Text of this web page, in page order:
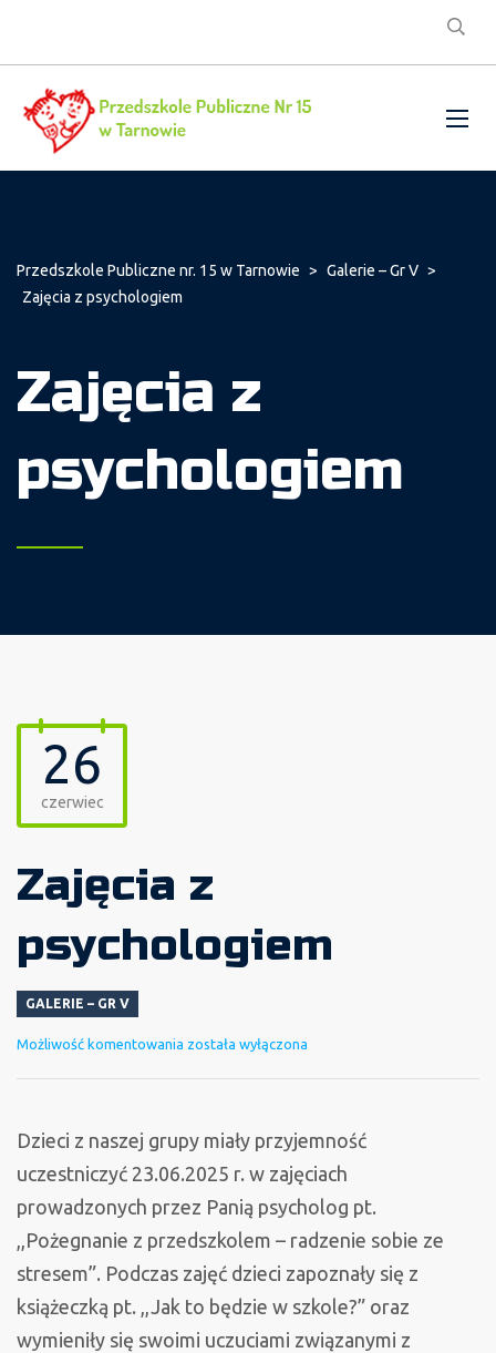
Przedszkole Publiczne nr. 15 w Tarnowie > Galerie – Gr V >
Zajęcia z psychologiem
Zajęcia z
psychologiem
26
czerwiec
Zajęcia z
psychologiem
GALERIE – GR V
Możliwość komentowania Zajęcia
została wyłączona
Dzieci z naszej grupy miały przyjemność
uczestniczyć 23.06.2025 r. w zajęciach
prowadzonych przez Panią psycholog pt.
,,Pożegnanie z przedszkolem – radzenie sobie ze
stresem”. Podczas zajęć dzieci zapoznały się z
książeczką pt. ,,Jak to będzie w szkole?” oraz
wymieniły się swoimi uczuciami związanymi z